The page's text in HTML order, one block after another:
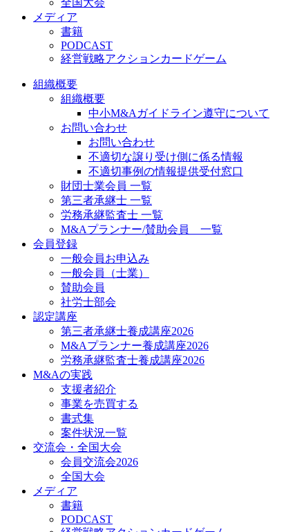
全国大会
メディア
書籍
PODCAST
経営戦略アクションカードゲーム
組織概要
組織概要
中小M&Aガイドライン遵守について
お問い合わせ
お問い合わせ
不適切な譲り受け側に係る情報
不適切事例の情報提供受付窓口
財団士業会員 一覧
第三者承継士 一覧
労務承継監査士 一覧
M&Aプランナー/賛助会員 一覧
会員登録
一般会員お申込み
一般会員（士業）
賛助会員
社労士部会
認定講座
第三者承継士養成講座2026
M&Aプランナー養成講座2026
労務承継監査士養成講座2026
M&Aの実践
支援者紹介
事業を売買する
書式集
案件状況一覧
交流会・全国大会
会員交流会2026
全国大会
メディア
書籍
PODCAST